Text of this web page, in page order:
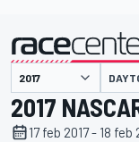
presentado por
2017
17 feb 2017 - 18 feb